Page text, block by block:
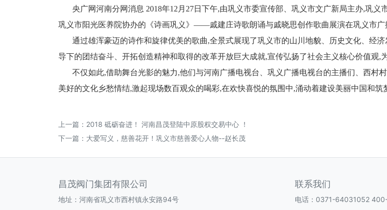
央广网河南分网消息 2018年12月27日下午,由巩义市委宣传部、巩义市文广新局主办,巩义
巩义市阳光医养院协办的《诗画巩义》——戚建庄诗歌朗诵与戚晓思创作歌曲展演在巩义市广
通过雄浑豪迈的诗作和旋律优美的歌曲,全景式展现了巩义市的山川地貌、历史文化、经
导下的团结奋斗、开拓创造精神和取得的改革开放巨大成就,宣传弘扬了社会主义核心价值观,
不仅如此,借助舞台光影的魅力,他们与河南广播电视台、巩义广播电视台的主播们、西村
美好的文化乡愁情结,激起现场数百观众的喝彩,在欢快喜悦的氛围中,涌动着建设美丽中国和筑
上一篇： 2018 砥砺奋进！ 河南昌茂登陆中原股权交易中心 ！
下一篇： 大爱写义，慈善花开！巩义市慈善爱心人物--赵长茂
昌茂阀门集团有限公司
地址：河南省巩义市西村镇永安路94号
联系我们
电话：0371-64031052